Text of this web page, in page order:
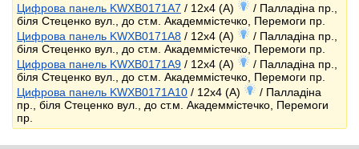
Цифрова панель KWXB0171A7 / 12x4 (A)
/ Палладіна пр.,
біля Стеценко вул., до ст.м. Академмістечко, Перемоги пр.
Цифрова панель KWXB0171A8 / 12x4 (A)
/ Палладіна пр.,
біля Стеценко вул., до ст.м. Академмістечко, Перемоги пр.
Цифрова панель KWXB0171A9 / 12x4 (A)
/ Палладіна пр.,
біля Стеценко вул., до ст.м. Академмістечко, Перемоги пр.
Цифрова панель KWXB0171A10 / 12x4 (A)
/ Палладіна
пр., біля Стеценко вул., до ст.м. Академмістечко, Перемоги
пр.